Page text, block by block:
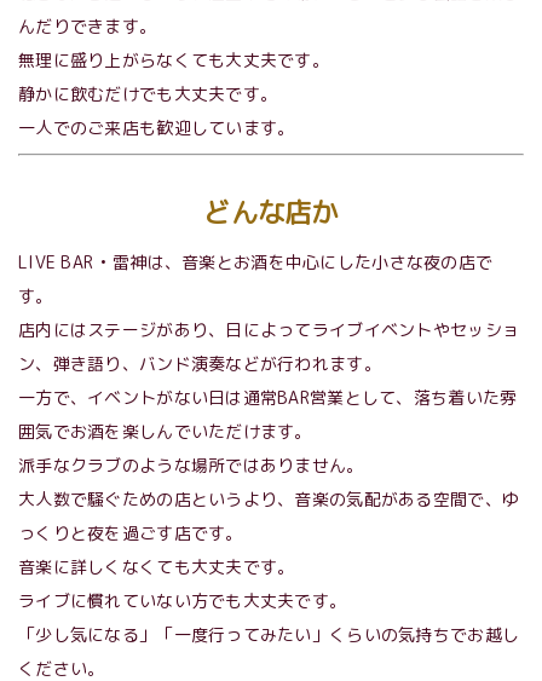
んだりできます。
無理に盛り上がらなくても大丈夫です。
静かに飲むだけでも大丈夫です。
一人でのご来店も歓迎しています。
どんな店か
LIVE BAR • 雷神は、音楽とお酒を中心にした小さな夜の店で
す。
店内にはステージがあり、日によってライブイベントやセッショ
ン、弾き語り、バンド演奏などが行われます。
一方で、イベントがない日は通常BAR営業として、落ち着いた雰
囲気でお酒を楽しんでいただけます。
派手なクラブのような場所ではありません。
大人数で騒ぐための店というより、音楽の気配がある空間で、ゆ
っくりと夜を過ごす店です。
音楽に詳しくなくても大丈夫です。
ライブに慣れていない方でも大丈夫です。
「少し気になる」「一度行ってみたい」くらいの気持ちでお越し
ください。